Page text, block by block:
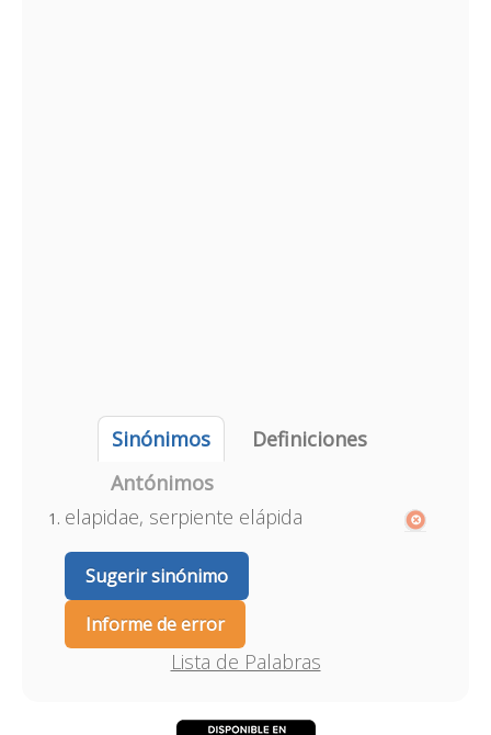
Sinónimos
Definiciones
Antónimos
elapidae, serpiente elápida
Sugerir sinónimo
Informe de error
Lista de Palabras